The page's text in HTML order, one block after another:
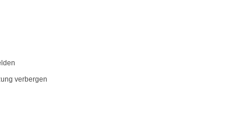
verbergen